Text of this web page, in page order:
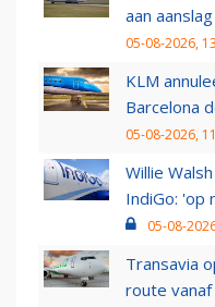
aan
05-08-2026,
KLM
Barcelona
05-08-2026,
Willie
IndiGo: 'op
05-08-
Transavia
route